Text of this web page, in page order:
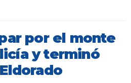
por el monte
y terminó